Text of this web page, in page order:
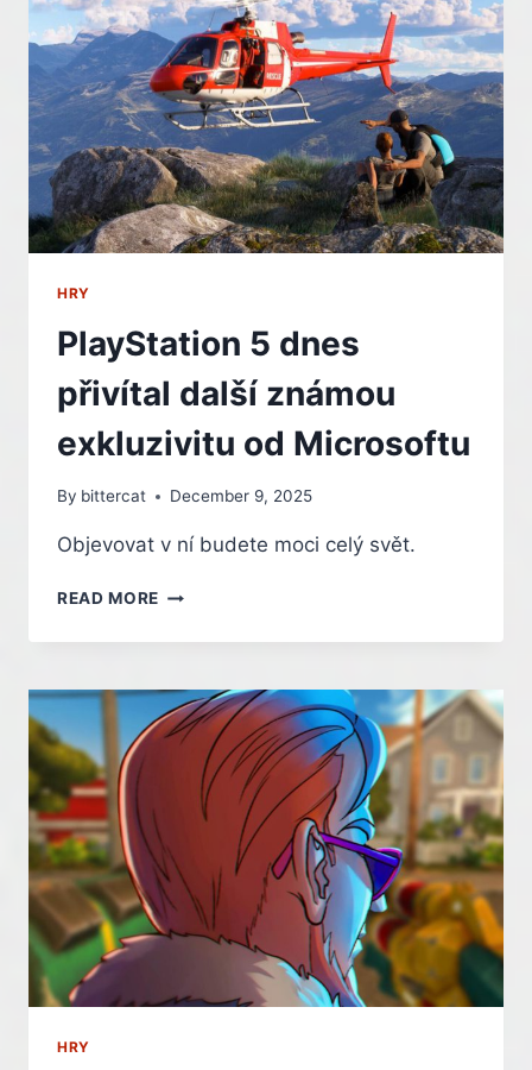
BUDOUCNU
DVĚ
HLAVNÍ
POSTAVY
HRY
PlayStation 5 dnes
přivítal další známou
exkluzivitu od Microsoftu
By bittercat December 9, 2025
Objevovat v ní budete moci celý svět.
READ MORE PLAYSTATION
DNES
DALŠÍ
ZNÁMOU
EXKLUZIVITU
MICROSOFTU
HRY